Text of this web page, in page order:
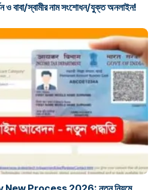
ও বাবা/স্বামীর নাম সংশোধন/যুক্ত অনলাইন!